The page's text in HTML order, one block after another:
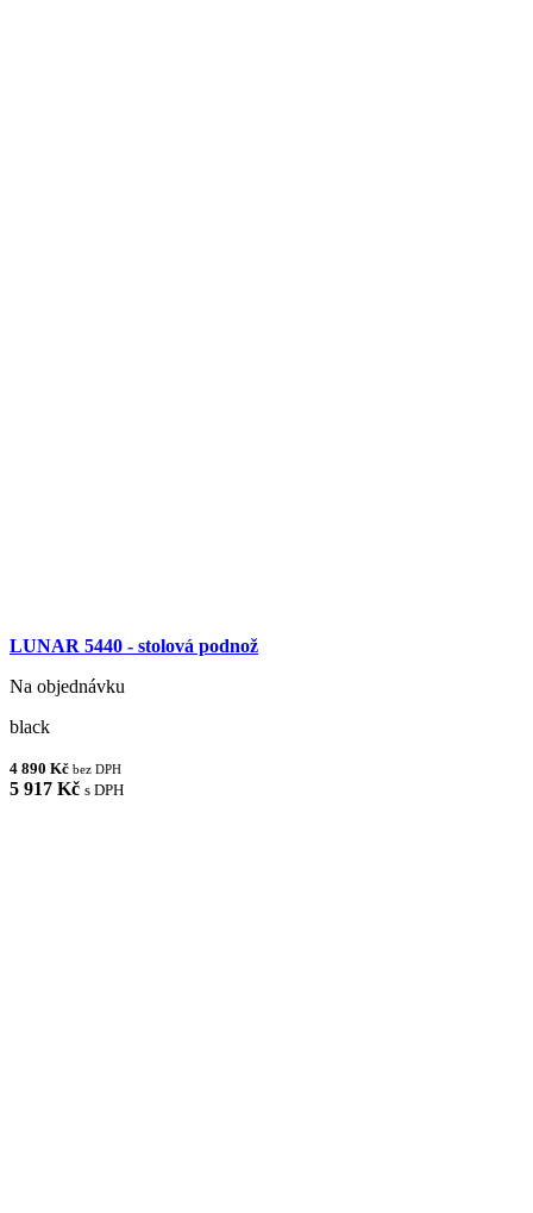
LUNAR 5440 - stolová podnož
Na objednávku
black
4 890 Kč bez DPH
5 917 Kč s DPH